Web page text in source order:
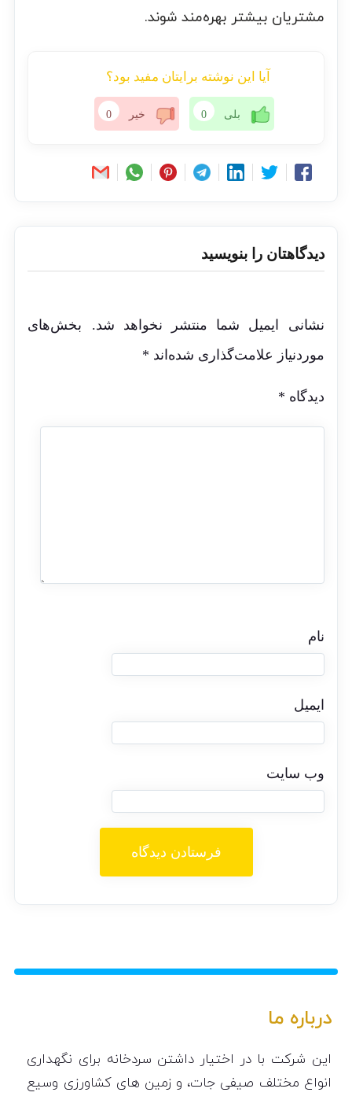
مشتریان بیشتر بهره‌مند شوند.
آیا این نوشته برایتان مفید بود؟
بلی 0 خیر 0
دیدگاهتان را بنویسید
نشانی ایمیل شما منتشر نخواهد شد.
بخش‌های
موردنیاز علامت‌گذاری شده‌اند *
دیدگاه *
نام
ایمیل
وب‌ سایت
درباره ما
این شرکت با در اختیار داشتن سردخانه برای نگهداری
انواع مختلف صیفی جات، و زمین های کشاورزی وسیع